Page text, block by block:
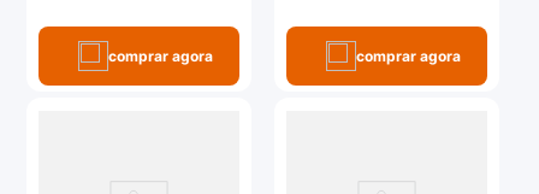
comprar agora comprar agora